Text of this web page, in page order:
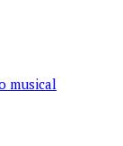
musical